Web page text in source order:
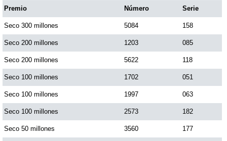
Premio Número Serie
Seco 300 millones 5084 158
Seco 200 millones 1203 085
Seco 200 millones 5622 118
Seco 100 millones 1702 051
Seco 100 millones 1997 063
Seco 100 millones 2573 182
Seco 50 millones 3560 177